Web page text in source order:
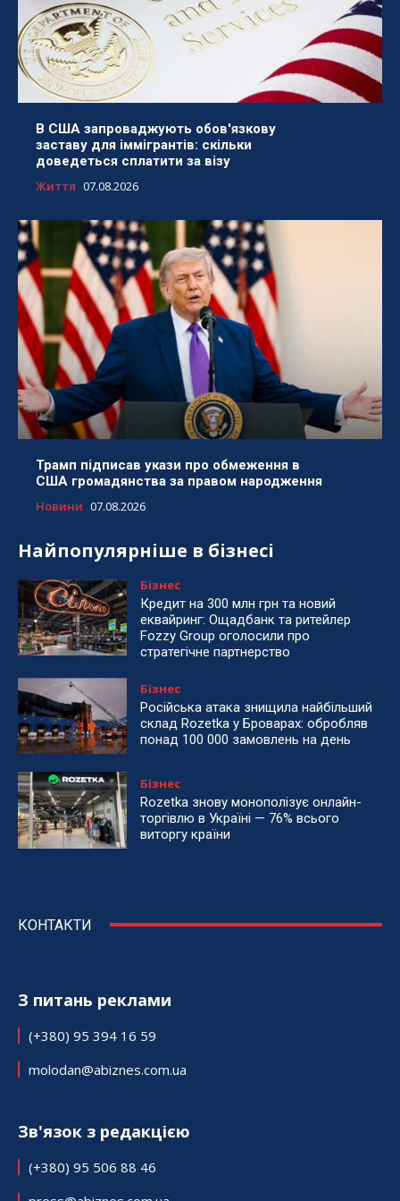
В США запроваджують обов'язкову
заставу для іммігрантів: скільки
доведеться сплатити за візу
Життя 07.08.2026
Трамп підписав укази про обмеження в
США громадянства за правом народження
Новини 07.08.2026
Найпопулярніше в бізнесі
Бізнес
Кредит на 300 млн грн та новий
еквайринг: Ощадбанк та ритейлер
Fozzy Group оголосили про
стратегічне партнерство
Бізнес
Російська атака знищила найбільший
склад Rozetka у Броварах: обробляв
понад 100 000 замовлень на день
Бізнес
Rozetka знову монополізує онлайн-
торгівлю в Україні — 76% всього
виторгу країни
КОНТАКТИ
З питань реклами
(+380) 95 394 16 59
molodan@abiznes.com.ua
Зв'язок з редакцією
(+380) 95 506 88 46